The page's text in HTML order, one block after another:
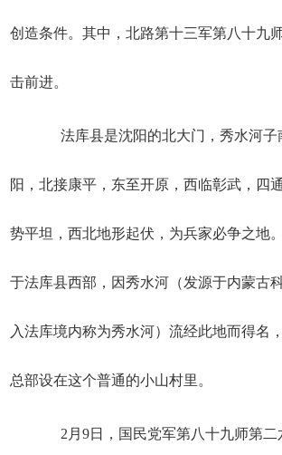
创造条件。其中，北路第十三军第八十九
击前进。
法库县是沈阳的北大门，秀水河子
阳，北接康平，东至开原，西临彰武，四
势平坦，西北地形起伏，为兵家必争之地
于法库县西部，因秀水河（发源于内蒙古
入法库境内称为秀水河）流经此地而得名
总部设在这个普通的小山村里。
2月9日，国民党军第八十九师第